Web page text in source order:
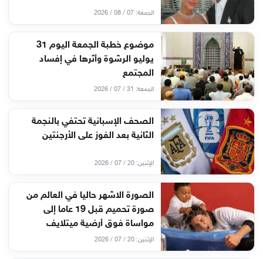
الجمعة: 07 / 08 / 2026
موضوع خطبة الجمعة اليوم 31
يوليو الرشوة وأثرها في إفساد
المجتمع
الجمعة: 31 / 07 / 2026
الصحف الإسبانية تحتفي بالنجمة
الثانية بعد الفوز على الأرجنتين
الإثنين: 20 / 07 / 2026
الصورة الاشهر حاليا في العالم من
صورة تحميم قبل 19 عاما إلى
مواساة فوق أرضية ميتلايف
الإثنين: 20 / 07 / 2026